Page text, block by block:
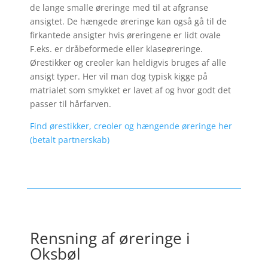
de lange smalle øreringe med til at afgranse
ansigtet. De hængede øreringe kan også gå til de
firkantede ansigter hvis øreringene er lidt ovale
F.eks. er dråbeformede eller klaseøreringe.
Ørestikker og creoler kan heldigvis bruges af alle
ansigt typer. Her vil man dog typisk kigge på
matrialet som smykket er lavet af og hvor godt det
passer til hårfarven.
Find ørestikker, creoler og hængende øreringe her
(betalt partnerskab)
Rensning af øreringe i
Oksbøl